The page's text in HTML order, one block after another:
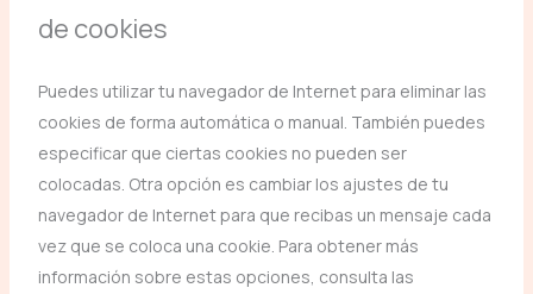
de cookies
Puedes utilizar tu navegador de Internet para eliminar las
cookies de forma automática o manual. También puedes
especificar que ciertas cookies no pueden ser
colocadas. Otra opción es cambiar los ajustes de tu
navegador de Internet para que recibas un mensaje cada
vez que se coloca una cookie. Para obtener más
información sobre estas opciones, consulta las